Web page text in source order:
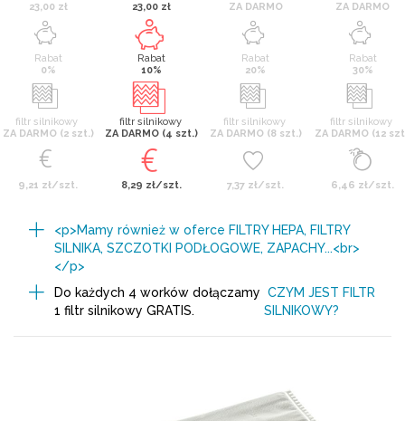
23,00 zł
Rabat
0%
filtr silnikowy
ZA DARMO (2 szt.)
9,21 zł/szt.
23,00 zł
Rabat
10%
filtr silnikowy
ZA DARMO (4 szt.)
8,29 zł/szt.
ZA DARMO
Rabat
20%
filtr silnikowy
ZA DARMO (8 szt.)
7,37 zł/szt.
ZA DARMO
Rabat
30%
filtr silnikowy
ZA DARMO (12
6,46 zł/szt.
<p>Mamy również w oferce FILTRY HEPA, FILTRY
SILNIKA, SZCZOTKI PODŁOGOWE, ZAPACHY...<br>
</p>
Do każdych 4 worków dołączamy
1 filtr silnikowy GRATIS.
CZYM JEST FILTR
SILNIKOWY?